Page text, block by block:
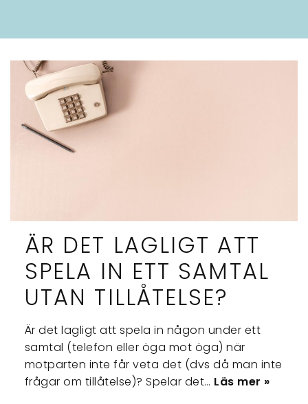
ÄR DET LAGLIGT ATT
SPELA IN ETT SAMTAL
UTAN TILLÅTELSE?
Är det lagligt att spela in någon under ett
samtal (telefon eller öga mot öga) när
motparten inte får veta det (dvs då man inte
frågar om tillåtelse)? Spelar det… Läs mer »